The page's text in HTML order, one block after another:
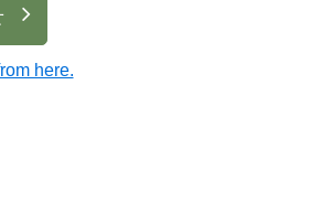
here.